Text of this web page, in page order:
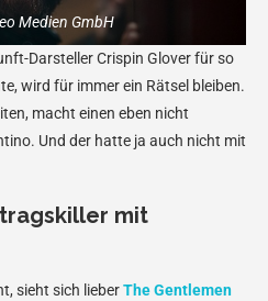
Medien GmbH
Darsteller Crispin Glover für so
wird für immer ein Rätsel bleiben.
macht einen eben nicht
Und der hatte ja auch nicht mit
mit
sieht sich lieberThe Gentlemen